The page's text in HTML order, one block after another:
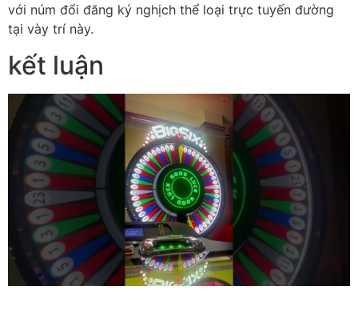
với núm đổi đăng ký nghịch thể loại trực tuyến đường
tại vày trí này.
kết luận